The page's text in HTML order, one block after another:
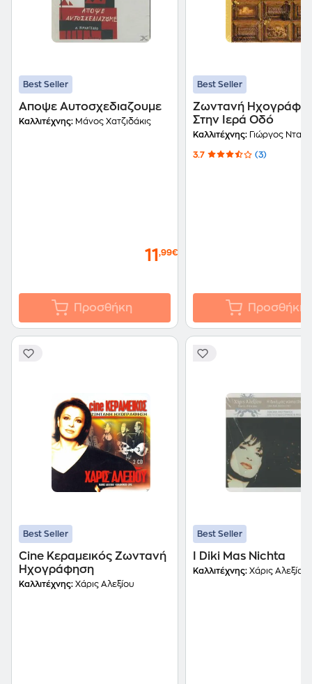
Best Seller
Αποψε Αυτοσχεδιαζουμε
Καλλιτέχνης: Μάνος Χατζιδάκις
11 ,99€
Προσθήκη
Best Seller
Ζωντανή
Στην Ιερά Οδό
Καλλιτέχνης: Γιώργος
3.7 (3)
Προσθήκη
Best Seller
Cine Κεραμεικός Ζωντανή
Ηχογράφηση
Καλλιτέχνης: Χάρις Αλεξίου
Best Seller
I Diki Mas Nichta
Καλλιτέχνης: Χάρις Αλεξίου